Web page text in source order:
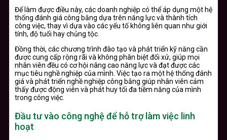
Để làm được điều này, các doanh nghiệp có thể áp dụng một hệ
thống đánh giá công bằng dựa trên năng lực và thành tích
công việc, thay vì dựa vào các yếu tố không liên quan như giới
tính, độ tuổi hay chủng tộc.
Đồng thời, các chương trình đào tạo và phát triển kỹ năng cần
được cung cấp rộng rãi và không phân biệt đối xử, giúp mọi
nhân viên đều có cơ hội nâng cao năng lực và đạt được các
mục tiêu nghề nghiệp của mình. Việc tạo ra một hệ thống đánh
giá và phát triển nghề nghiệp công bằng giúp nhân viên cảm
thấy được động viên và phát huy tối đa tiềm năng của mình
trong công việc.
Đầu tư vào công nghệ để hỗ trợ làm việc linh
hoạt